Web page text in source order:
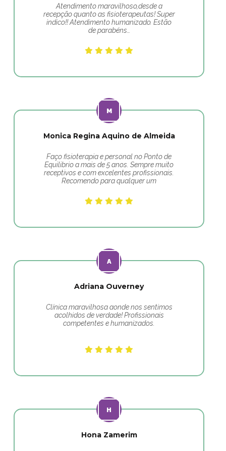
Atendimento maravilhoso,desde a
recepção quanto as fisioterapeutas! Super
indico!! Atendimento humanizado. Estão
de parabéns…
Monica Regina Aquino de Almeida
Faço fisioterapia e personal no Ponto de
Equilibrio a mais de 5 anos. Sempre muito
receptivos e com excelentes profissionais.
Recomendo para qualquer um
Adriana Ouverney
Clínica maravilhosa aonde nos sentimos
acolhidos de verdade! Profissionais
competentes e humanizados.
Hona Zamerim